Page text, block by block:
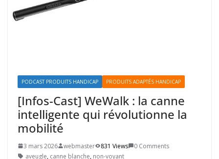
PODCAST PRODUITS HANDICAP PRODUITS ADAPTÉS HANDICAP
[Infos-Cast] WeWalk : la canne
intelligente qui révolutionne la
mobilité
3 mars 2026 webmaster 831 Views
0 Comments
aveugle, canne blanche, non-voyant